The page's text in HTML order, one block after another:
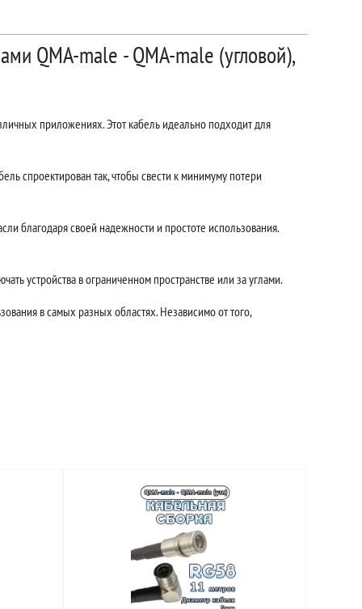
QMA-male - QMA-male (угловой),
приложениях. Этот кабель идеально подходит для
спроектирован так, чтобы свести к минимуму потери
благодаря своей надежности и простоте использования.
устройства в ограниченном пространстве или за углами.
в самых разных областях. Независимо от того,